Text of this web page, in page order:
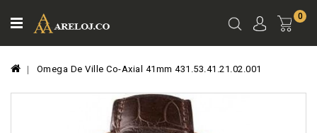
0
Omega De Ville Co-Axial 41mm 431.53.41.21.02.001